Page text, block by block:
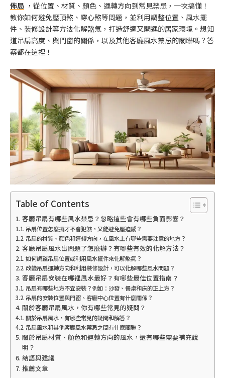
佈局 ，從位置、材質、顏色、運轉方向到常見禁忌，一次搞懂！
教你如何避免壓頂煞、穿心煞等問題，並利用調整位置、風水擺
件、裝修設計等方法化解煞氣，打造舒適又開運的居家環境。想知
道吊扇高度、與門窗的關係，以及其他客廳風水禁忌的關聯嗎？答
案都在這裡！
Table of Contents
客廳吊扇有哪些風水禁忌？忽略這些會有哪些負面影響？
吊扇位置怎麼擺才不會犯煞，又能避免壓迫感？
吊扇的材質、顏色和運轉方向，在風水上有哪些需要注意的地方？
客廳吊扇風水出問題了怎麼辦？有哪些有效的化解方法？
如何調整吊扇位置或利用風水擺件來化解煞氣？
改變吊扇運轉方向和利用裝修設計，可以化解哪些風水問題？
客廳吊扇安裝在哪裡風水最好？有哪些最佳位置指南？
吊扇有哪些地方不宜安裝？例如：沙發、餐桌和床的正上方？
吊扇的安裝位置與門窗、客廳中心位置有什麼關係？
關於客廳吊扇風水，你有哪些常見的疑問？
關於吊扇風水，有哪些常見的疑問和解答？
吊扇風水和其他客廳風水禁忌之間有什麼關聯？
關於吊扇材質、顏色和運轉方向的風水，還有哪些需要補充說
明？
結語與建議
推薦文章